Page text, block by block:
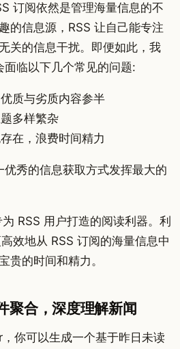
订阅依然是管理海量信息的不
的信息源，RSS 让自己能专注
关的信息干扰。即便如此，我
临以下几个常见的问题:
质与劣质内容参半
多样繁杂
在，浪费时间精力
秀的信息获取方式发挥最大的
RSS 用户打造的阅读利器。利
效地从 RSS 订阅的海量信息中
贵的时间和精力。
聚合，深度理解新闻
你可以生成一个基于昨日未读